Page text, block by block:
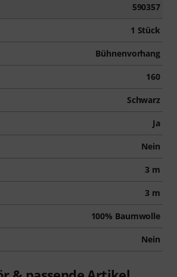
590357
1 Stück
Bühnenvorhang
160
Schwarz
Ja
Nein
3 m
3 m
100% Baumwolle
Nein